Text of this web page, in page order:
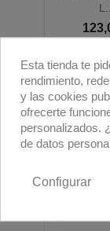
L...
Esta tienda te
rendimiento,
y las cookies
ofrecerte
personalizados.
de datos
Configurar